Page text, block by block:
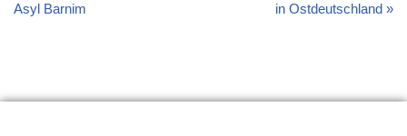
Asyl Barnim
in Ostdeutschland